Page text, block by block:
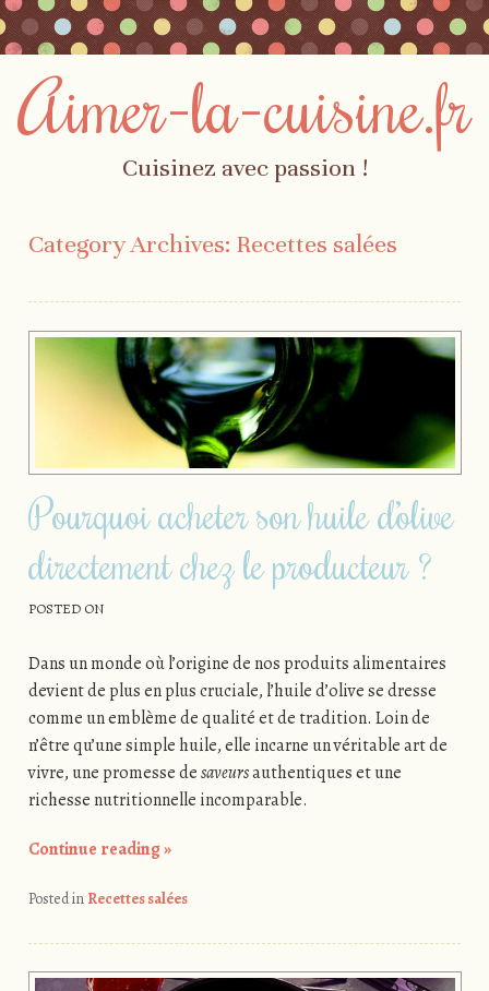
Aimer-la-cuisine.fr
Cuisinez avec passion !
Menu
Category Archives: Recettes salées
Pourquoi acheter son huile d’olive
directement chez le producteur ?
POSTED ON
Dans un monde où l’origine de nos produits alimentaires
devient de plus en plus cruciale, l’huile d’olive se dresse
comme un emblème de qualité et de tradition. Loin de
n’être qu’une simple huile, elle incarne un véritable art de
vivre, une promesse desaveursauthentiques et une
richesse nutritionnelle incomparable.
Continue reading»
Posted in Recettes salées